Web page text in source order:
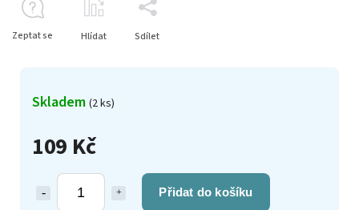
109 Kč
Přidat do košíku
Skladem (2 ks)
Zeptat se Hlídat Sdílet